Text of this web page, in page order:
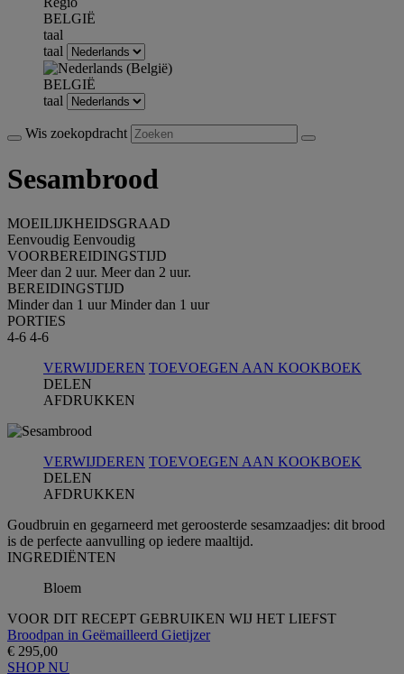
BELGIË
taal
taal
BELGIË
taal
Wis zoekopdracht
Sesambrood
MOEILIJKHEIDSGRAAD
Eenvoudig Eenvoudig
VOORBEREIDINGSTIJD
Meer dan 2 uur. Meer dan 2 uur.
BEREIDINGSTIJD
Minder dan 1 uur Minder dan 1 uur
PORTIES
4-6 4-6
VERWIJDEREN TOEVOEGEN AAN KOOKBOEK
DELEN
AFDRUKKEN
VERWIJDEREN TOEVOEGEN AAN KOOKBOEK
DELEN
AFDRUKKEN
Goudbruin en gegarneerd met geroosterde sesamzaadjes: dit brood
is de perfecte aanvulling op iedere maaltijd.
INGREDIЁNTEN
Bloem
VOOR DIT RECEPT GEBRUIKEN WIJ HET LIEFST
Broodpan in Geëmailleerd Gietijzer
€ 295,00
SHOP NU